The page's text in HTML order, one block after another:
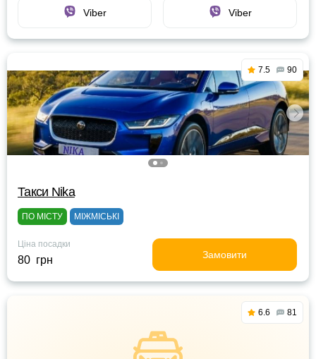
Viber Viber
7.5 90
Такси Nika
ПО МІСТУ МІЖМІСЬКІ
Ціна посадки
80 грн Замовити
6.6 81